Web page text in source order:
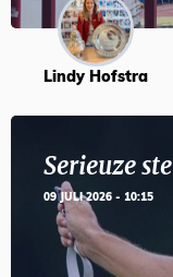
Lindy Hofstra
Serieuze
09 JULI 2026 - 10:15